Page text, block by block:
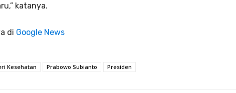
katanya.
di Google News
Kesehatan Prabowo Subianto Presiden